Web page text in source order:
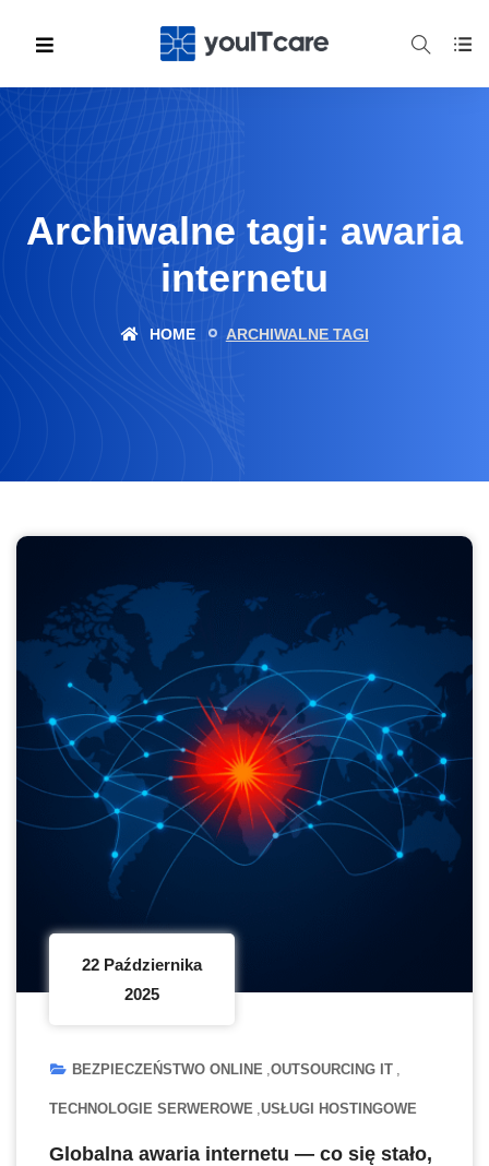
Archiwalne tagi: awaria
internetu
HOME ARCHIWALNE TAGI
22 Października
2025
BEZPIECZEŃSTWO ONLINE OUTSOURCING IT
TECHNOLOGIE SERWEROWE USŁUGI HOSTINGOWE
Globalna awaria internetu — co się stało,